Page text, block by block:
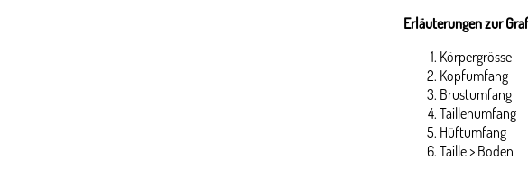
Erläuterungen zur
Körpergrösse
Kopfumfang
Brustumfang
Taillenumfang
Hüftumfang
Taille > Boden